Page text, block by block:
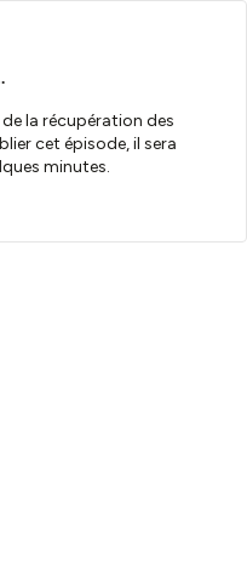
la récupération des
cet épisode, il sera
minutes.